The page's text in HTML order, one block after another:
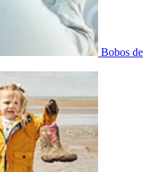
Bobos de